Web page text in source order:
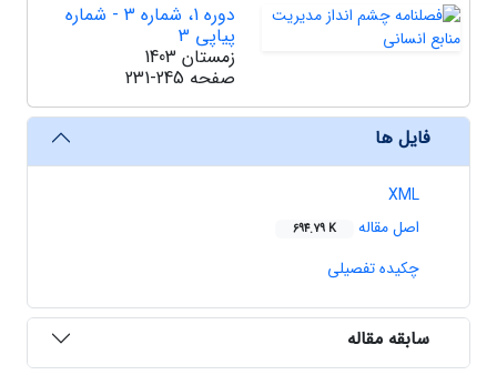
دوره 1، شماره 3 - شماره
پیاپی 3
زمستان 1403
صفحه 231-245
فایل ها
XML
اصل مقاله
694.79 K
چکیده تفصیلی
سابقه مقاله